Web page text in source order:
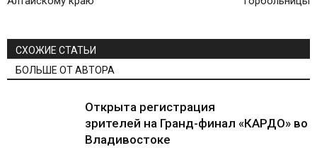
СХОЖИЕ СТАТЬИ
БОЛЬШЕ ОТ АВТОРА
Открыта регистрация
зрителей на Гранд-финал «КАРДО» во
Владивостоке